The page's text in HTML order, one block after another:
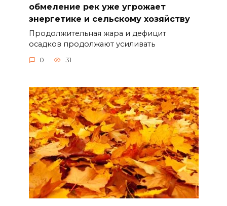
обмеление рек уже угрожает
энергетике и сельскому хозяйству
Продолжительная жара и дефицит
осадков продолжают усиливать
0 31